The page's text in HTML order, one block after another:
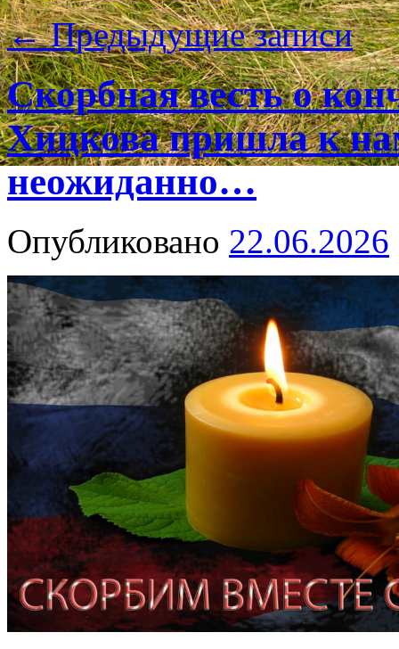
←Предыдущие записи
Скорбная весть о
Хицкова пришла к
неожиданно…
Опубликовано 22.06.2026